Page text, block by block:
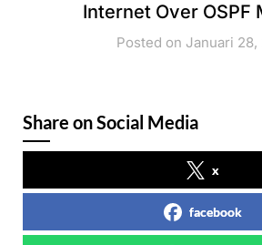
Internet Over OSPF
Posted on Januari 28,
Share on Social Media
x
facebook